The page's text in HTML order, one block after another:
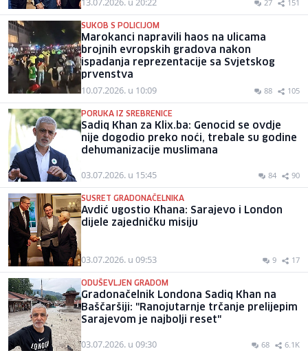
27 151
SUKOB S POLICIJOM
Marokanci napravili haos na ulicama
brojnih evropskih gradova nakon
ispadanja reprezentacije sa Svjetskog
prvenstva
10.07.2026. u 10:09 88 105
PORUKA IZ SREBRENICE
Sadiq Khan za Klix.ba: Genocid se ovdje
nije dogodio preko noći, trebale su godine
dehumanizacije muslimana
03.07.2026. u 15:45 84 90
SUSRET GRADONAČELNIKA
Avdić ugostio Khana: Sarajevo i London
dijele zajedničku misiju
03.07.2026. u 09:53 9 17
ODUŠEVLJEN GRADOM
Gradonačelnik Londona Sadiq Khan na
Baščaršiji: "Ranojutarnje trčanje prelijepim
Sarajevom je najbolji reset"
03.07.2026. u 09:30 68 6.1K